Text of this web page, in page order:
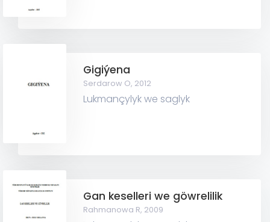
Gigiýena
Serdarow O, 2012
Lukmançylyk we saglyk
Gan keselleri we göwrelilik
Rahmanowa R, 2009